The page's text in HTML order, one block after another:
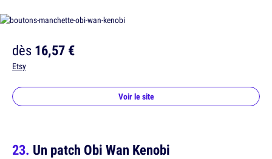
dès16,57 €
Etsy
Voir le site
Un patch Obi Wan Kenobi